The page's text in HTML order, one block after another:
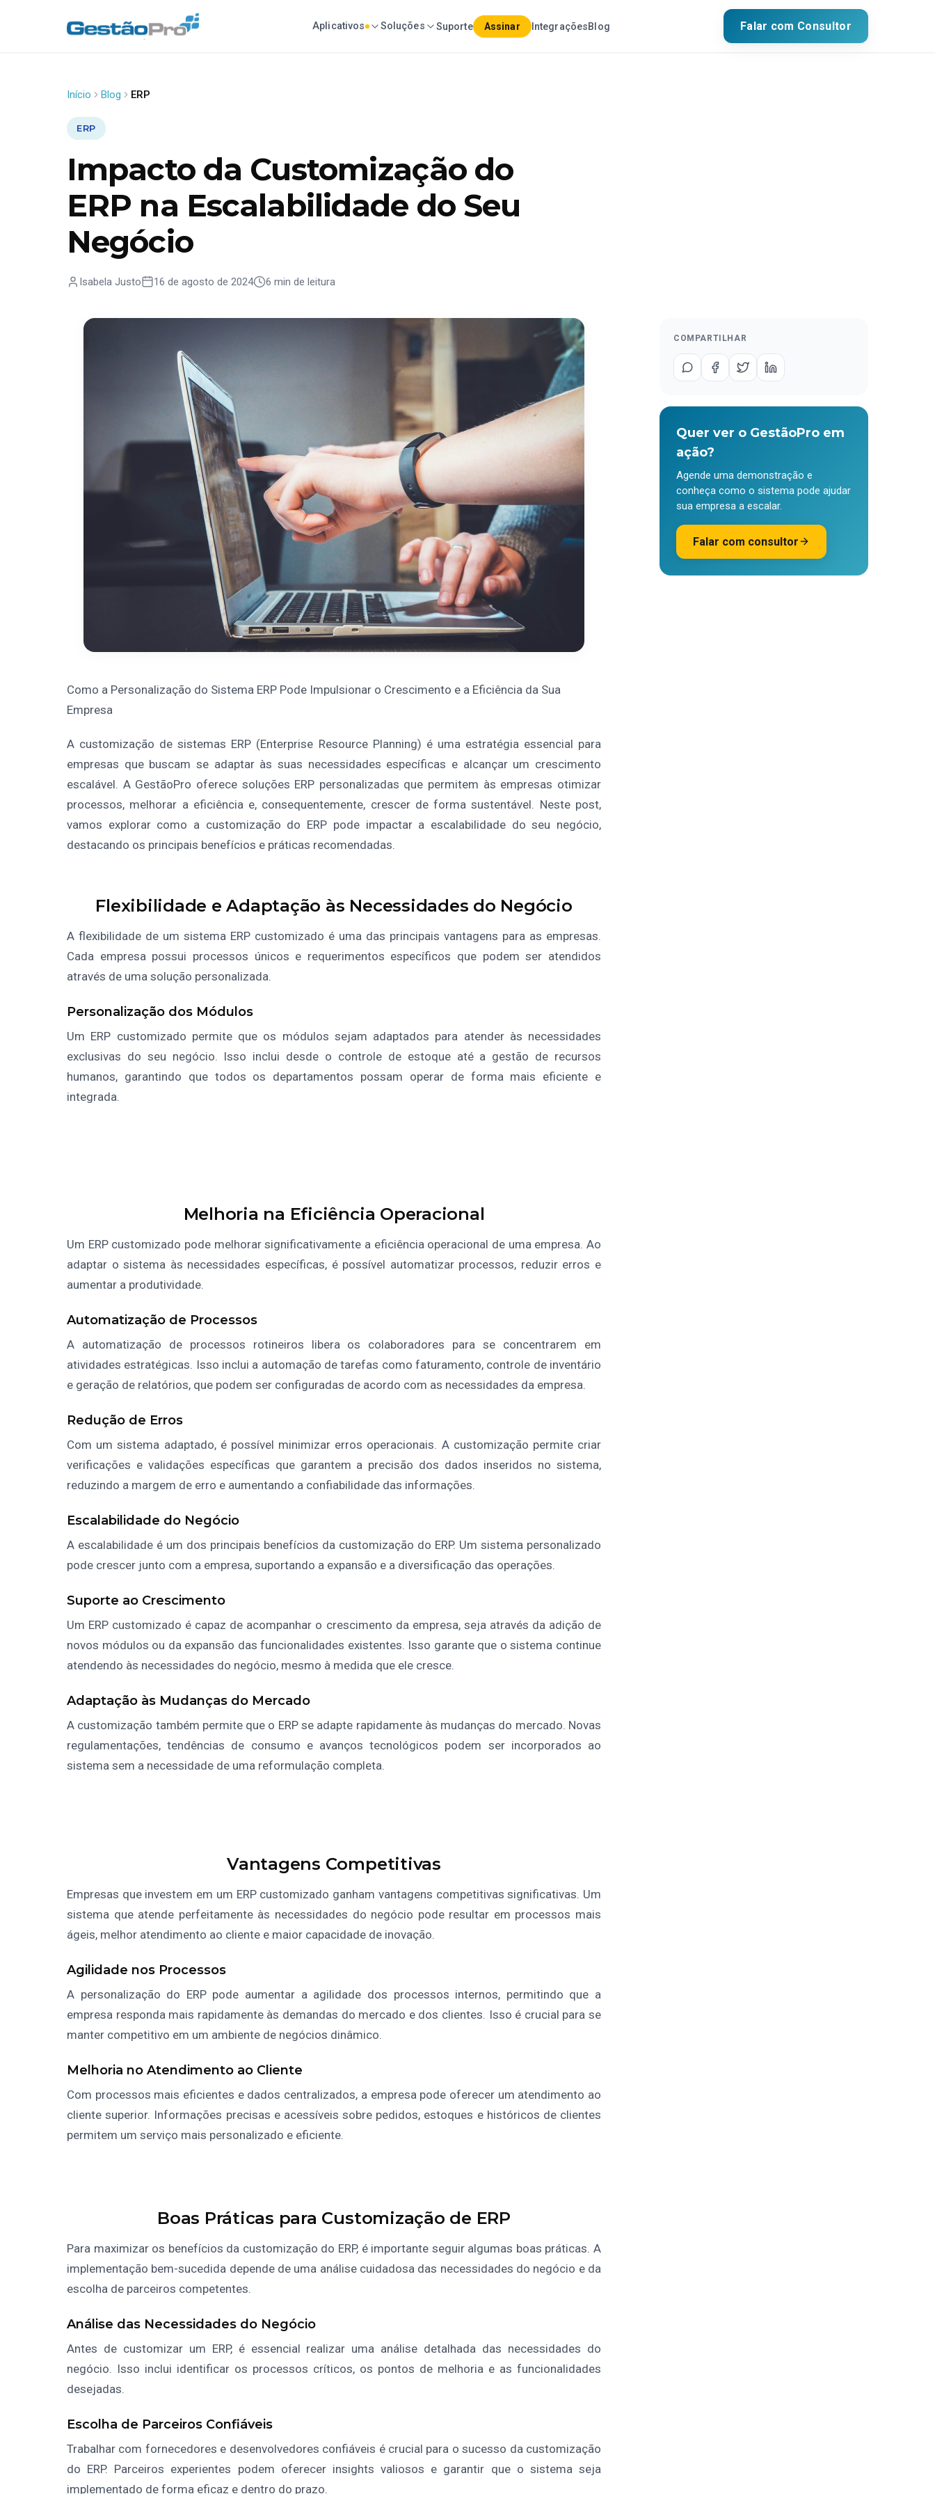
Aplicativos Soluções Suporte Assinar IntegraçõesBlog Falar com Consultor
Início Blog ERP
ERP
Impacto da Customização do
ERP na Escalabilidade do Seu
Negócio
Isabela Justo 16 de agosto de 2024 6 min de leitura
Como a Personalização do Sistema ERP Pode Impulsionar o Crescimento e a Eficiência da Sua
Empresa
A customização de sistemas ERP (Enterprise Resource Planning) é uma estratégia essencial para
empresas que buscam se adaptar às suas necessidades específicas e alcançar um crescimento
escalável. A GestãoPro oferece soluções ERP personalizadas que permitem às empresas otimizar
processos, melhorar a eficiência e, consequentemente, crescer de forma sustentável. Neste post,
vamos explorar como a customização do ERP pode impactar a escalabilidade do seu negócio,
destacando os principais benefícios e práticas recomendadas.
Flexibilidade e Adaptação às Necessidades do Negócio
A flexibilidade de um sistema ERP customizado é uma das principais vantagens para as empresas.
Cada empresa possui processos únicos e requerimentos específicos que podem ser atendidos
através de uma solução personalizada.
Personalização dos Módulos
Um ERP customizado permite que os módulos sejam adaptados para atender às necessidades
exclusivas do seu negócio. Isso inclui desde o controle de estoque até a gestão de recursos
humanos, garantindo que todos os departamentos possam operar de forma mais eficiente e
integrada.
Melhoria na Eficiência Operacional
Um ERP customizado pode melhorar significativamente a eficiência operacional de uma empresa. Ao
adaptar o sistema às necessidades específicas, é possível automatizar processos, reduzir erros e
aumentar a produtividade.
Automatização de Processos
A automatização de processos rotineiros libera os colaboradores para se concentrarem em
atividades estratégicas. Isso inclui a automação de tarefas como faturamento, controle de inventário
e geração de relatórios, que podem ser configuradas de acordo com as necessidades da empresa.
Redução de Erros
Com um sistema adaptado, é possível minimizar erros operacionais. A customização permite criar
verificações e validações específicas que garantem a precisão dos dados inseridos no sistema,
reduzindo a margem de erro e aumentando a confiabilidade das informações.
Escalabilidade do Negócio
A escalabilidade é um dos principais benefícios da customização do ERP. Um sistema personalizado
pode crescer junto com a empresa, suportando a expansão e a diversificação das operações.
Suporte ao Crescimento
Um ERP customizado é capaz de acompanhar o crescimento da empresa, seja através da adição de
novos módulos ou da expansão das funcionalidades existentes. Isso garante que o sistema continue
atendendo às necessidades do negócio, mesmo à medida que ele cresce.
Adaptação às Mudanças do Mercado
A customização também permite que o ERP se adapte rapidamente às mudanças do mercado. Novas
regulamentações, tendências de consumo e avanços tecnológicos podem ser incorporados ao
sistema sem a necessidade de uma reformulação completa.
Vantagens Competitivas
Empresas que investem em um ERP customizado ganham vantagens competitivas significativas. Um
sistema que atende perfeitamente às necessidades do negócio pode resultar em processos mais
ágeis, melhor atendimento ao cliente e maior capacidade de inovação.
Agilidade nos Processos
A personalização do ERP pode aumentar a agilidade dos processos internos, permitindo que a
empresa responda mais rapidamente às demandas do mercado e dos clientes. Isso é crucial para se
manter competitivo em um ambiente de negócios dinâmico.
Melhoria no Atendimento ao Cliente
Com processos mais eficientes e dados centralizados, a empresa pode oferecer um atendimento ao
cliente superior. Informações precisas e acessíveis sobre pedidos, estoques e históricos de clientes
permitem um serviço mais personalizado e eficiente.
Boas Práticas para Customização de ERP
Para maximizar os benefícios da customização do ERP, é importante seguir algumas boas práticas. A
implementação bem-sucedida depende de uma análise cuidadosa das necessidades do negócio e da
escolha de parceiros competentes.
Análise das Necessidades do Negócio
Antes de customizar um ERP, é essencial realizar uma análise detalhada das necessidades do
negócio. Isso inclui identificar os processos críticos, os pontos de melhoria e as funcionalidades
desejadas.
Escolha de Parceiros Confiáveis
Trabalhar com fornecedores e desenvolvedores confiáveis é crucial para o sucesso da customização
do ERP. Parceiros experientes podem oferecer insights valiosos e garantir que o sistema seja
implementado de forma eficaz e dentro do prazo.
COMPARTILHAR
Quer ver o GestãoPro em
ação?
Agende uma demonstração e
conheça como o sistema pode ajudar
sua empresa a escalar.
Falar com consultor